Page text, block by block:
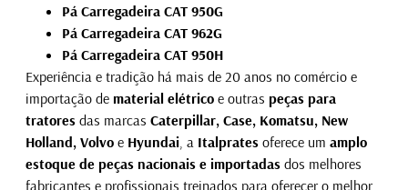
Pá Carregadeira CAT 950G
Pá Carregadeira CAT 962G
Pá Carregadeira CAT 950H
Experiência e tradição há mais de 20 anos no comércio e
importação de material elétrico e outras peças para
tratoresdas marcas Caterpillar, Case, Komatsu, New
Holland, Volvo eHyundai, a Italpratesoferece um amplo
estoque de peças nacionais e importadasdos melhores
fabricantes e profissionais treinados para oferecer o melhor